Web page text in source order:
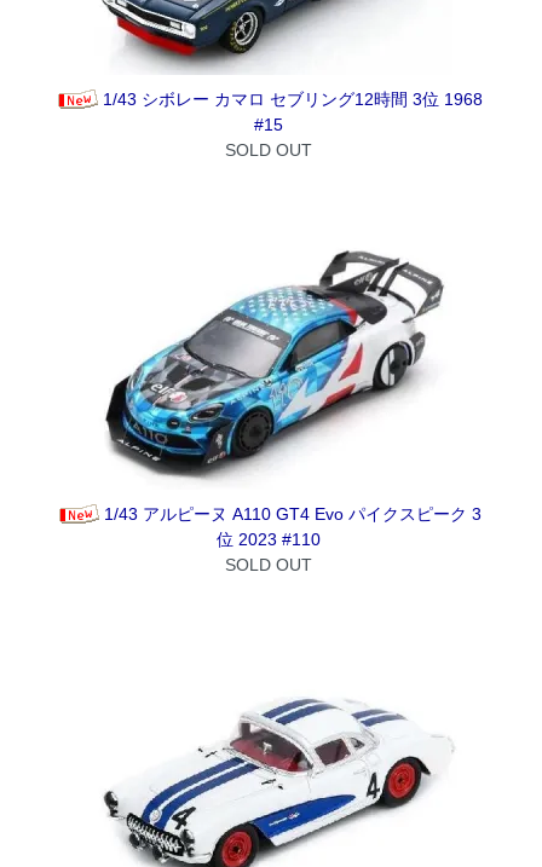
1/43 シボレー カマロ セブリング12時間 3位 1968
#15
SOLD OUT
1/43 アルピーヌ A110 GT4 Evo パイクスピーク 3
位 2023 #110
SOLD OUT